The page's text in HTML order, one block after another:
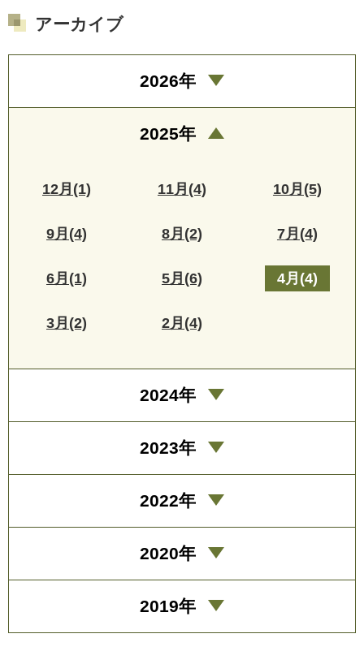
アーカイブ
2026年
2025年
12月(1) 11月(4) 10月(5)
9月(4) 8月(2) 7月(4)
6月(1) 5月(6) 4月(4)
3月(2) 2月(4)
2024年
2023年
2022年
2020年
2019年